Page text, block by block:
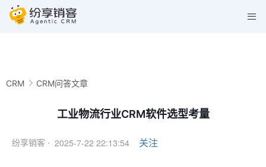
CRM CRM问答文章
工业物流行业CRM软件选型考量
纷享销客 · 2025-7-22 22:13:54 关注